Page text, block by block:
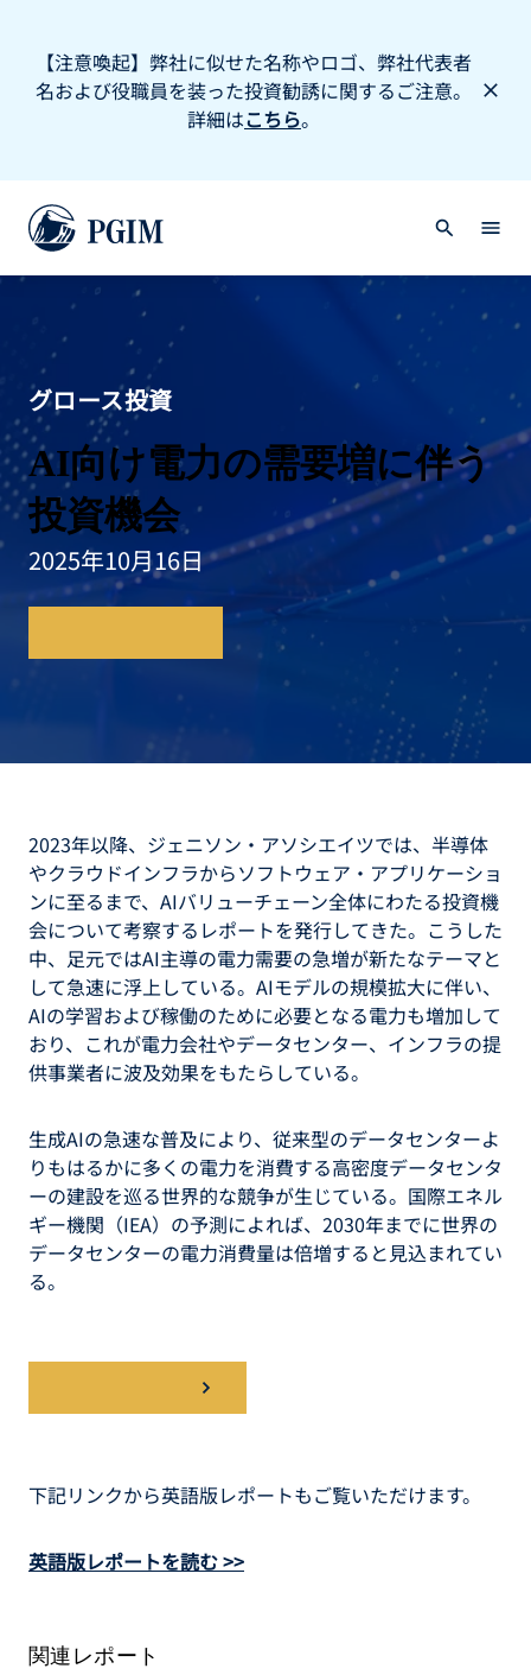
【注意喚起】弊社に似せた名称やロゴ、弊社代表者
名および役職員を装った投資勧誘に関するご注意。
詳細はこちら。
グロース投資
AI向け電力の需要増に伴う
投資機会
2025年10月16日
2023年以降、ジェニソン・アソシエイツでは、半導体
やクラウドインフラからソフトウェア・アプリケーショ
ンに至るまで、AIバリューチェーン全体にわたる投資機
会について考察するレポートを発行してきた。こうした
中、足元ではAI主導の電力需要の急増が新たなテーマと
して急速に浮上している。AIモデルの規模拡大に伴い、
AIの学習および稼働のために必要となる電力も増加して
おり、これが電力会社やデータセンター、インフラの提
供事業者に波及効果をもたらしている。
生成AIの急速な普及により、従来型のデータセンターよ
りもはるかに多くの電力を消費する高密度データセンタ
ーの建設を巡る世界的な競争が生じている。国際エネル
ギー機関（IEA）の予測によれば、2030年までに世界の
データセンターの電力消費量は倍増すると見込まれてい
る。
下記リンクから英語版レポートもご覧いただけます。
英語版レポートを読む >>
関連レポート